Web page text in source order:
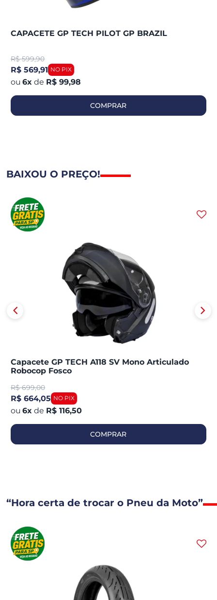
CAPACETE GP TECH PILOT GP BRAZIL
R$ 599,90
R$ 569,91
6x de R$ 99,98
COMPRAR
BAIXOU O PREÇO!
Capacete GP TECH A118 SV Mono Articulado
Robocop Fosco
R$ 699,00
R$ 664,05
6x de R$ 116,50
COMPRAR
“Hora certa de trocar o Pneu da Moto”